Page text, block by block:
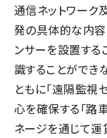
通信ネットワーク
発の具体的な内容
ンサーを設置する
識することができ
ともに「遠隔監視
心を確保する「路
ネージを通じて